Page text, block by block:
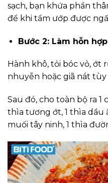
sạch, bạn khứa phần
để khi tẩm ướp được
Bước 2: Làm hỗn
Hành khô, tỏi bóc vỏ, ớt
nhuyễn hoặc giã nát tùy
Sau đó, cho toàn bộ ra 1
thìa tương ớt, 1 thìa dầu
muối tây ninh, 1 thìa